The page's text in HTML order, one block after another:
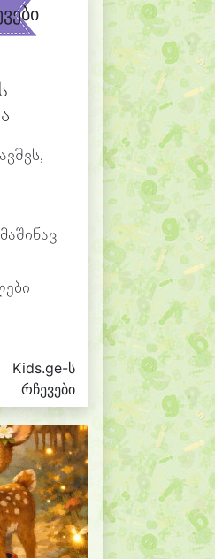
Kids.ge-ს
რჩევები